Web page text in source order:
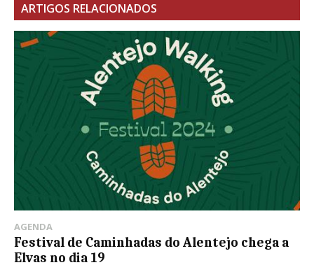
ARTIGOS RELACIONADOS
AGENDA
Festival de Caminhadas do Alentejo chega a
Elvas no dia 19